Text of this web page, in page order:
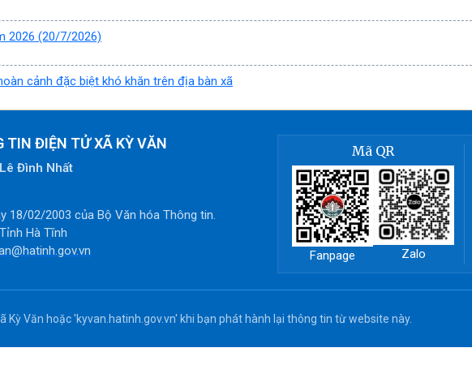
2026 (20/7/2026)
cảnh đặc biệt khó khăn trên địa bàn xã
TIN ĐIỆN TỬ XÃ KỲ VĂN
Lê Đình Nhất
18/02/2003 của Bộ Văn hóa Thông tin.
Hà Tĩnh
Mã QR
Fanpage Zalo
Kỳ Văn hoặc 'kyvan.hatinh.gov.vn' khi bạn phát hành lại thông tin từ website này.